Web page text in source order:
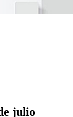
julio